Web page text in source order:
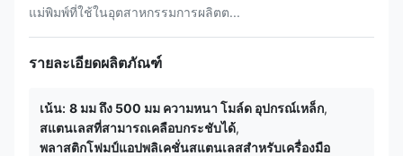
แม่พิมพ์ที่ใช้ในอุตสาหกรรมการผลิตต...
รายละเอียดผลิตภัณฑ์
เน้น: 8 มม ถึง 500 มม ความหนา โมล์ด อุปกรณ์เหล็ก,
สแตนเลสที่สามารถเคลือบกระชับได้,
พลาสติกโฟมป์แอปพลิเคชั่นสแตนเลสสําหรับเครื่องมือ